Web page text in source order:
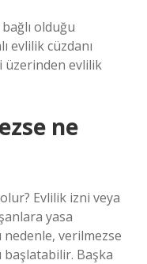
olduğu
evlilik cüzdanı
üzerinden evlilik
ne
Evlilik izni veya
yasa
verilmezse
başlatabilir. Başka